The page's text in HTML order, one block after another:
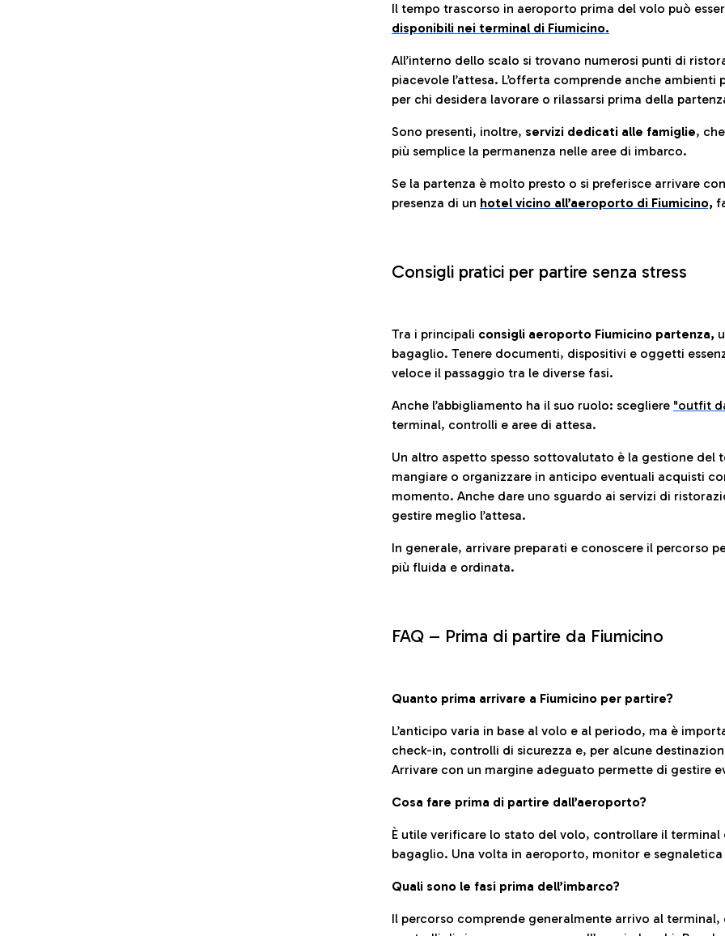
Il tempo trascorso in aeroporto prima del volo può
disponibili nei terminal di Fiumicino.
All’interno dello scalo si trovano numerosi punti di
piacevole l’attesa. L’offerta comprende anche ambienti
per chi desidera lavorare o rilassarsi prima della
Sono presenti, inoltre, servizi dedicati alle famiglie,
più semplice la permanenza nelle aree di imbarco.
Se la partenza è molto presto o si preferisce arrivare
presenza di un hotel vicino all’aeroporto di Fiumicino,
Consigli pratici per partire senza stress
Tra i principali consigli aeroporto Fiumicino partenza,
bagaglio. Tenere documenti, dispositivi e oggetti
veloce il passaggio tra le diverse fasi.
Anche l’abbigliamento ha il suo ruolo: scegliere "outfit
terminal, controlli e aree di attesa.
Un altro aspetto spesso sottovalutato è la gestione del
mangiare o organizzare in anticipo eventuali acquisti
momento. Anche dare uno sguardo ai servizi di
gestire meglio l’attesa.
In generale, arrivare preparati e conoscere il percorso
più fluida e ordinata.
FAQ – Prima di partire da Fiumicino
Quanto prima arrivare a Fiumicino per partire?
L’anticipo varia in base al volo e al periodo, ma è
check-in, controlli di sicurezza e, per alcune
Arrivare con un margine adeguato permette di gestire
Cosa fare prima di partire dall’aeroporto?
È utile verificare lo stato del volo, controllare il
bagaglio. Una volta in aeroporto, monitor e
Quali sono le fasi prima dell’imbarco?
Il percorso comprende generalmente arrivo al